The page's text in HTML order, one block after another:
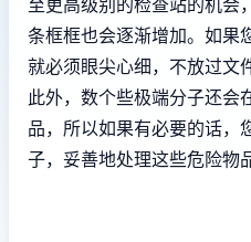
条框框也会逐渐增加。如果
就必须眼尖心细，不放过文
此外，数个些极端分子还会
品，所以如果有必要的话，
子，妥善地处理这些危险物